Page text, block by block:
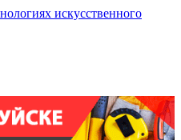
искусственного